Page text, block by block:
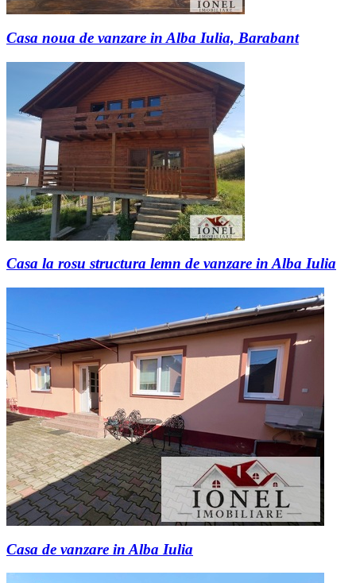
Casa noua de vanzare in Alba Iulia, Barabant
Casa la rosu structura lemn de vanzare in Alba Iulia
Casa de vanzare in Alba Iulia